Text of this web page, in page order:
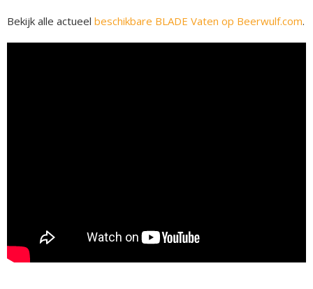
Bekijk alle actueel beschikbare BLADE Vaten op Beerwulf.com.